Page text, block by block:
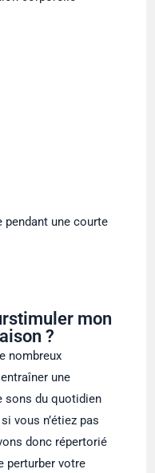
pendant une courte
mon
?
nombreux
une
sons du quotidien
vous n’étiez pas
donc répertorié
perturber votre